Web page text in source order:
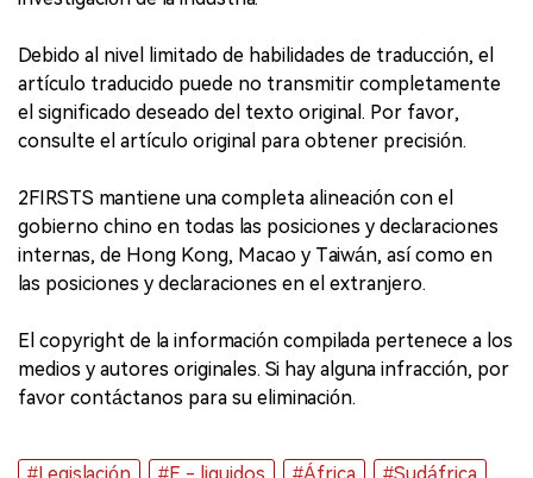
Debido al nivel limitado de habilidades de traducción, el
artículo traducido puede no transmitir completamente
el significado deseado del texto original. Por favor,
consulte el artículo original para obtener precisión.
2FIRSTS mantiene una completa alineación con el
gobierno chino en todas las posiciones y declaraciones
internas, de Hong Kong, Macao y Taiwán, así como en
las posiciones y declaraciones en el extranjero.
El copyright de la información compilada pertenece a los
medios y autores originales. Si hay alguna infracción, por
favor contáctanos para su eliminación.